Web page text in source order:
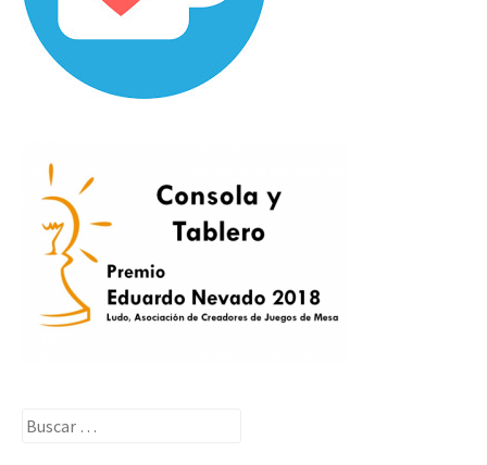
Buscar: